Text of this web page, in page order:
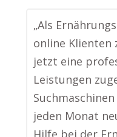
„Als
online Klienten
jetzt eine
Leistungen
jeden Monat